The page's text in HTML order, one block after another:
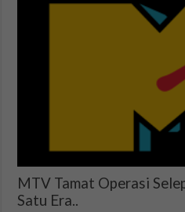
MTV Tamat Operasi
Satu Era..